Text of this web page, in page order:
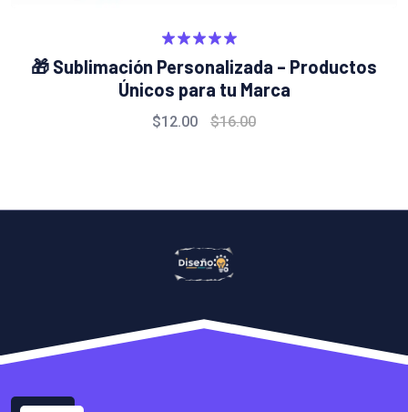
Valorado
con5.00
de 5
🎁 Sublimación Personalizada – Productos
Únicos para tu Marca
$12.00 $16.00